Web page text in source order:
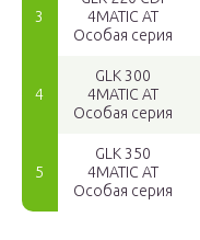
3
4MATIC AT
Особая серия
4
GLK 300
4MATIC AT
Особая серия
5
GLK 350
4MATIC AT
Особая серия